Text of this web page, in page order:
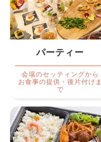
パーティー
会場のセッティングから
お食事の提供・後片付けま
で